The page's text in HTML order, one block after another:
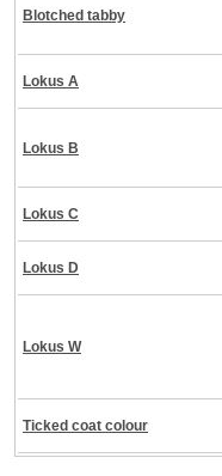
Blotched tabby
Lokus A
Lokus B
Lokus C
Lokus D
Lokus W
Ticked coat colour